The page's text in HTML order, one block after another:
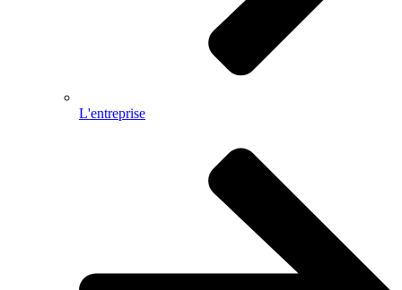
L'entreprise